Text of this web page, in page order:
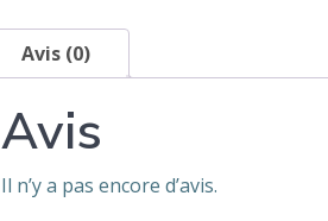
Avis (0)
Avis
Il n’y a pas encore d’avis.